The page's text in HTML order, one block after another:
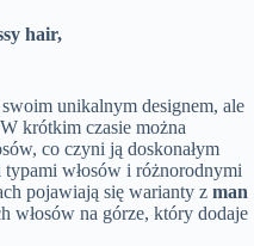
hair,
unikalnym designem, ale
krótkim czasie można
co czyni ją doskonałym
włosów i różnorodnymi
pojawiają się warianty z man
włosów na górze, który dodaje